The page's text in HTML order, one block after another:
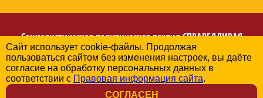
Социалистическая политическая партияСПРАВЕДЛИВАЯ
РОССИЯ
Региональное отделение партии в Амурской области
© 2006-2026
Политика в отношении обработки персональных данных
Сайт использует cookie-файлы. Продолжая
пользоваться сайтом без изменения настроек, вы даёте
согласие на обработку персональных данных в
соответствии с Правовая информация сайта.
СОГЛАСЕН